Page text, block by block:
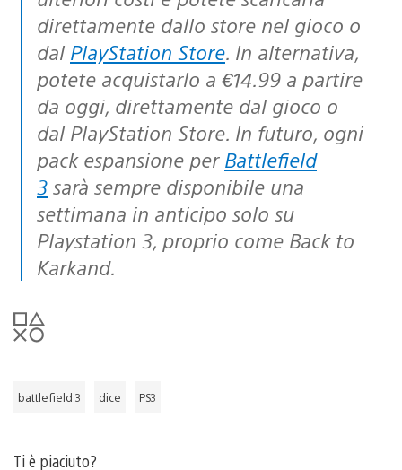
direttamente dallo store nel gioco o
dal PlayStation Store. In alternativa,
potete acquistarlo a €14.99 a partire
da oggi, direttamente dal gioco o
dal PlayStation Store. In futuro, ogni
pack espansione per Battlefield
3 sarà sempre disponibile una
settimana in anticipo solo su
Playstation 3, proprio come Back to
Karkand.
battlefield 3 dice PS3
Ti è piaciuto?